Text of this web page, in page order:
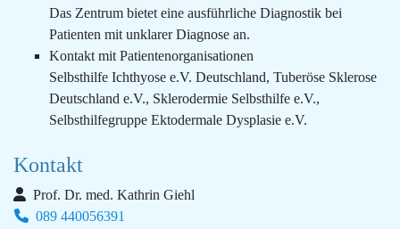
Das Zentrum bietet eine ausführliche Diagnostik bei
Patienten mit unklarer Diagnose an.
Kontakt mit Patientenorganisationen
Selbsthilfe Ichthyose e.V. Deutschland, Tuberöse Sklerose
Deutschland e.V., Sklerodermie Selbsthilfe e.V.,
Selbsthilfegruppe Ektodermale Dysplasie e.V.
Kontakt
Prof. Dr. med. Kathrin Giehl
089 440056391